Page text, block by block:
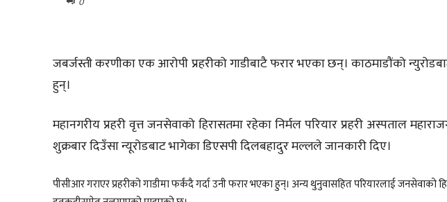
जबर्जस्ती करणीका एक आरोपी प्रहरीको गाडीबाटै फरार भएका छन्। काठमाडौंको
हुन्।
महानगरीय प्रहरी वृत्त जनसेवाको हिरासतमा रहेका निर्मल परियार प्रहरी अस्पताल
शुक्रबार दिउँसा न्यूरोडबाट भागेका डिएसपी दिलबहादुर मल्लले जानकारी दिए।
पीसीआर गराएर प्रहरीको गाडीमा फर्कंदै गर्दा उनी फरार भएका हुन्। अन्य थुनुवासहित परियारलाई जनसेवाको